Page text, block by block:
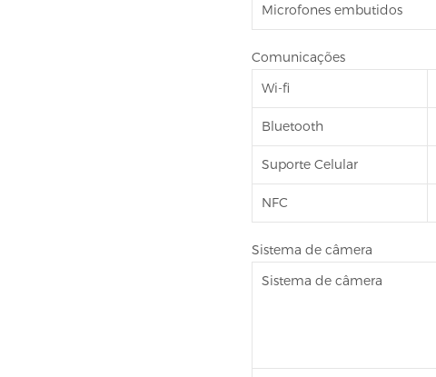
Microfones embutidos
Comunicações
Wi-fi
Bluetooth
Suporte Celular
NFC
Sistema de câmera
Sistema de câmera